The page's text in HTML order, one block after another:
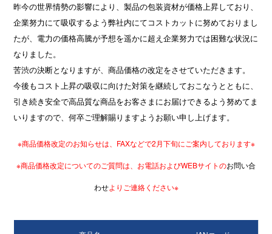
昨今の世界情勢の影響により、製品の包装資材が価格上昇しており、
企業努力にて吸収するよう弊社内にてコストカットに努めておりまし
たが、電力の価格高騰が予想を遥かに超え企業努力では困難な状況に
なりました。
苦渋の決断となりますが、商品価格の改定をさせていただきます。
今後もコスト上昇の吸収に向けた対策を継続しておこなうとともに、
引き続き安全で高品質な商品をお客さまにお届けできるよう努めてま
いりますので、何卒ご理解賜りますようお願い申し上げます。
※商品価格改定のお知らせは、FAXなどで2月下旬にご案内しております※
※商品価格改定についてのご質問は、お電話およびWEBサイトのお問い合
わせよりご連絡ください※